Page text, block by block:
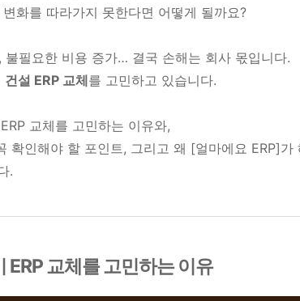
화를 따라가지 못한다면 어떻게 될까요?
필요한 비용 증가… 결국 손해는 회사 몫입니다.
건설 ERP 교체를 고민하고 있습니다.
교체를 고민하는 이유와,
확인해야 할 포인트, 그리고 왜 [얼마에요 ERP]가
.
ERP 교체를 고민하는 이유